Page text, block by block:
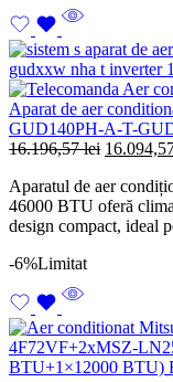
Aparat de aer
GUD140PH-A-T-
16.196,57lei Prețul
a
fost:
Aparatul de aer
46000 BTU oferă
design compact, ideal
-6%Limitat